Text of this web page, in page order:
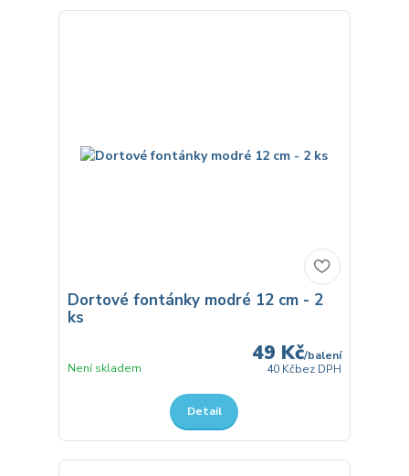
Dortové fontánky modré 12 cm - 2
ks
49 Kč/balení
40 Kčbez DPH
Není skladem
Detail